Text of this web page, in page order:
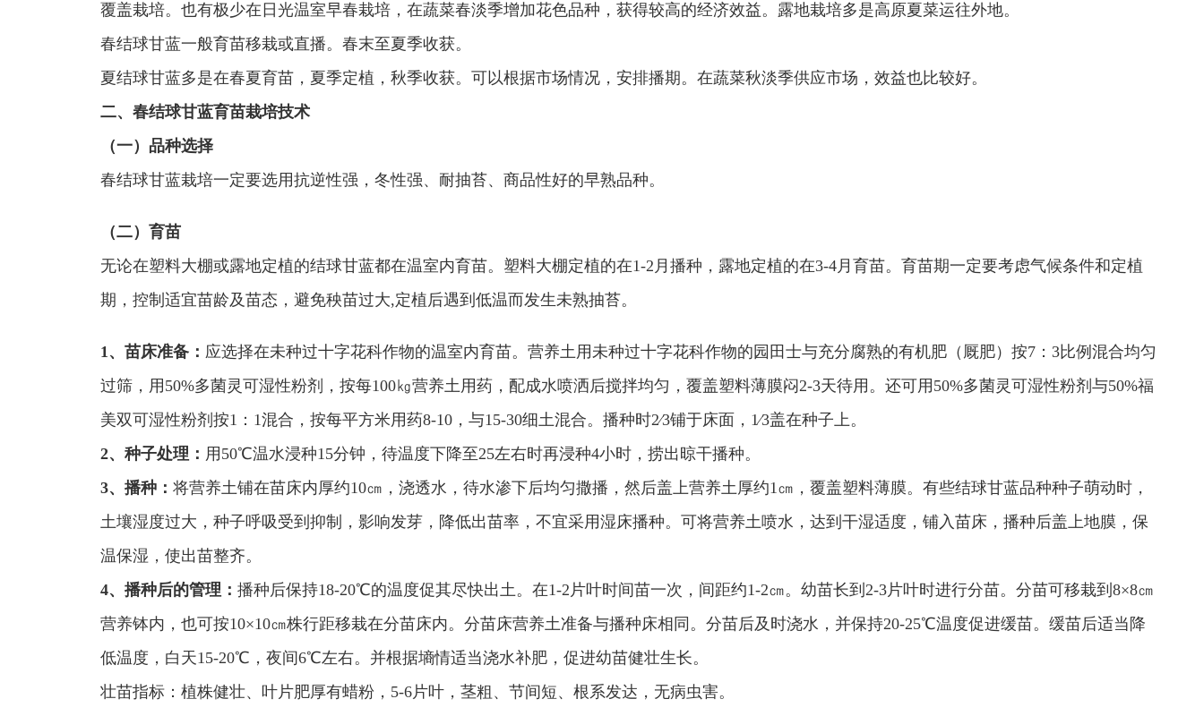
覆盖栽培。也有极少在日光温室早春栽培，在蔬菜春淡季增加花色品种，获得较高的经济效益。露地栽培多是高原夏菜运往外地。
春结球甘蓝一般育苗移栽或直播。春末至夏季收获。
夏结球甘蓝多是在春夏育苗，夏季定植，秋季收获。可以根据市场情况，安排播期。在蔬菜秋淡季供应市场，效益也比较好。
二、春结球甘蓝育苗栽培技术
（一）品种选择
春结球甘蓝栽培一定要选用抗逆性强，冬性强、耐抽苔、商品性好的早熟品种。
（二）育苗
无论在塑料大棚或露地定植的结球甘蓝都在温室内育苗。塑料大棚定植的在1-2月播种，露地定植的在3-4月育苗。育苗期一定要考虑气候条件和定植
期，控制适宜苗龄及苗态，避免秧苗过大,定植后遇到低温而发生未熟抽苔。
1、苗床准备： 应选择在未种过十字花科作物的温室内育苗。营养土用未种过十字花科作物的园田士与充分腐熟的有机肥（厩肥）按7：3比例混合均匀
过筛，用50%多菌灵可湿性粉剂，按每100㎏营养土用药，配成水喷洒后搅拌均匀，覆盖塑料薄膜闷2-3天待用。还可用50%多菌灵可湿性粉剂与50%福
美双可湿性粉剂按1：1混合，按每平方米用药8-10，与15-30细土混合。播种时2∕3铺于床面，1∕3盖在种子上。
2、种子处理： 用50℃温水浸种15分钟，待温度下降至25左右时再浸种4小时，捞出晾干播种。
3、播种： 将营养土铺在苗床内厚约10㎝，浇透水，待水渗下后均匀撒播，然后盖上营养土厚约1㎝，覆盖塑料薄膜。有些结球甘蓝品种种子萌动时，
土壤湿度过大，种子呼吸受到抑制，影响发芽，降低出苗率，不宜采用湿床播种。可将营养土喷水，达到干湿适度，铺入苗床，播种后盖上地膜，保
温保湿，使出苗整齐。
4、播种后的管理： 播种后保持18-20℃的温度促其尽快出土。在1-2片叶时间苗一次，间距约1-2㎝。幼苗长到2-3片叶时进行分苗。分苗可移栽到8×8㎝
营养钵内，也可按10×10㎝株行距移栽在分苗床内。分苗床营养土准备与播种床相同。分苗后及时浇水，并保持20-25℃温度促进缓苗。缓苗后适当降
低温度，白天15-20℃，夜间6℃左右。并根据墒情适当浇水补肥，促进幼苗健壮生长。
壮苗指标：植株健壮、叶片肥厚有蜡粉，5-6片叶，茎粗、节间短、根系发达，无病虫害。